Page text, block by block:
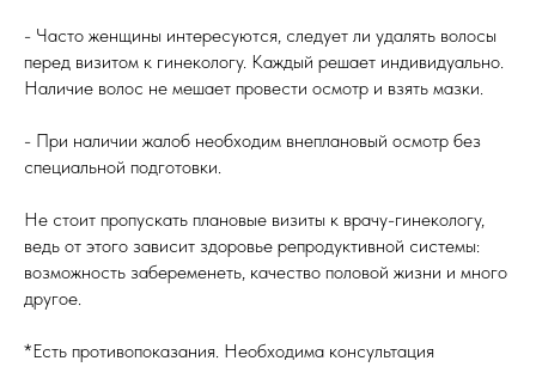
- Часто женщины интересуются, следует ли удалять волосы
перед визитом к гинекологу. Каждый решает индивидуально.
Наличие волос не мешает провести осмотр и взять мазки.
- При наличии жалоб необходим внеплановый осмотр без
специальной подготовки.
Не стоит пропускать плановые визиты к врачу-гинекологу,
ведь от этого зависит здоровье репродуктивной системы:
возможность забеременеть, качество половой жизни и много
другое.
*Есть противопоказания. Необходима консультация